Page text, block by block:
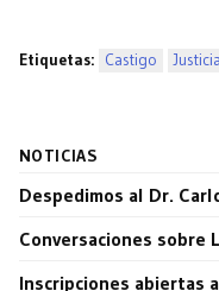
Etiquetas: Castigo
NOTICIAS
Despedimos al Dr.
Conversaciones sobre
Inscripciones abiertas